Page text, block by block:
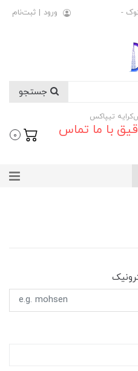
-
ورود | ثبت‌نام
با ما تماس
0